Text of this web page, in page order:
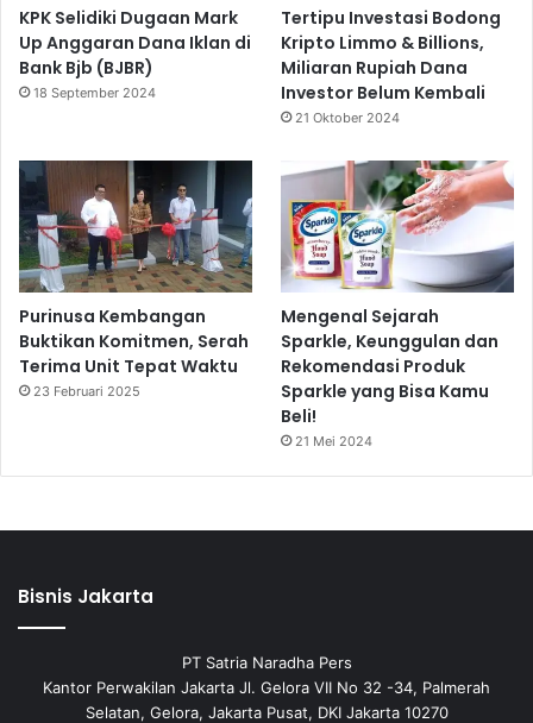
KPK Selidiki Dugaan Mark
Up Anggaran Dana Iklan di
Bank Bjb (BJBR)
18 September 2024
Tertipu Investasi Bodong
Kripto Limmo & Billions,
Miliaran Rupiah Dana
Investor Belum Kembali
21 Oktober 2024
Purinusa Kembangan
Buktikan Komitmen, Serah
Terima Unit Tepat Waktu
23 Februari 2025
Mengenal Sejarah
Sparkle, Keunggulan dan
Rekomendasi Produk
Sparkle yang Bisa Kamu
Beli!
21 Mei 2024
Bisnis Jakarta
PT Satria Naradha Pers
Kantor Perwakilan Jakarta Jl. Gelora VII No 32 -34, Palmerah
Selatan, Gelora, Jakarta Pusat, DKI Jakarta 10270